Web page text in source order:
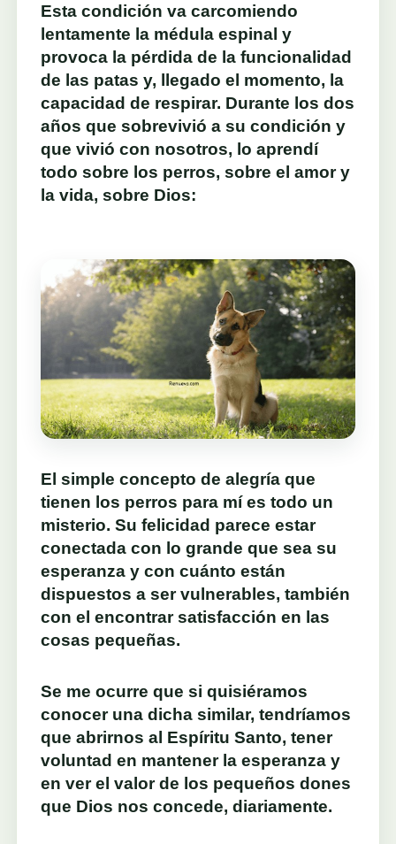
Esta condición va carcomiendo
lentamente la médula espinal y
provoca la pérdida de la funcionalidad
de las patas y, llegado el momento, la
capacidad de respirar. Durante los dos
años que sobrevivió a su condición y
que vivió con nosotros, lo aprendí
todo sobre los perros, sobre el amor y
la vida, sobre Dios:
El simple concepto de alegría que
tienen los perros para mí es todo un
misterio. Su felicidad parece estar
conectada con lo grande que sea su
esperanza y con cuánto están
dispuestos a ser vulnerables, también
con el encontrar satisfacción en las
cosas pequeñas.
Se me ocurre que si quisiéramos
conocer una dicha similar, tendríamos
que abrirnos al Espíritu Santo, tener
voluntad en mantener la esperanza y
en ver el valor de los pequeños dones
que Dios nos concede, diariamente.